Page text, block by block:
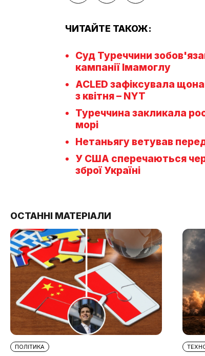
ЧИТАЙТЕ ТАКОЖ:
Суд Туреччини
кампанії Імамоглу
ACLED зафіксувала
з квітня – NYT
Туреччина закликала
морі
Нетаньягу ветував
У США сперечаються
зброї Україні
ОСТАННІ МАТЕРІАЛИ
ПОЛІТИКА